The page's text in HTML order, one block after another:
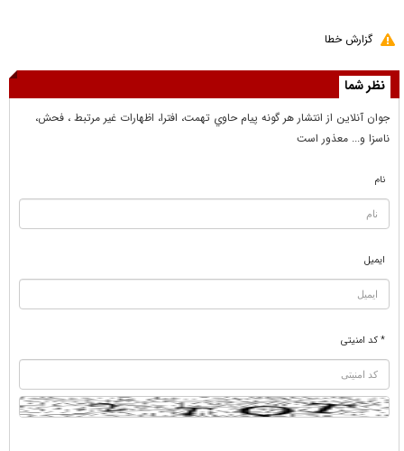
گزارش خطا
نظر شما
جوان آنلاين از انتشار هر گونه پيام حاوي تهمت، افترا، اظهارات غير مرتبط ، فحش،
ناسزا و... معذور است
نام
ایمیل
* کد امنیتی